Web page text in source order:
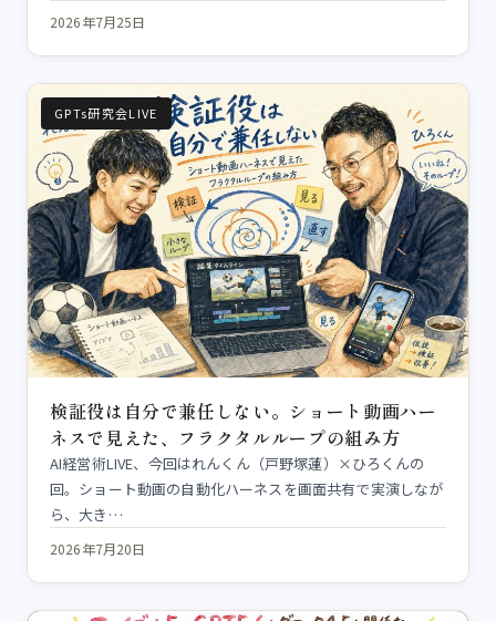
2026年7月25日
GPTs研究会LIVE
検証役は自分で兼任しない。ショート動画ハー
ネスで見えた、フラクタルループの組み方
AI経営術LIVE、今回はれんくん（戸野塚蓮）×ひろくんの
回。ショート動画の自動化ハーネスを画面共有で実演しなが
ら、大き…
2026年7月20日